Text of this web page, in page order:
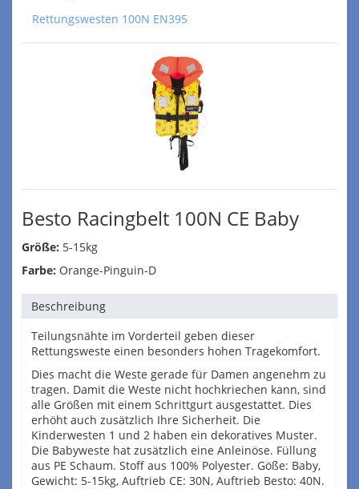
Rettungswesten 100N EN395
Besto Racingbelt 100N CE Baby
Größe: 5-15kg
Farbe: Orange-Pinguin-D
Beschreibung
Teilungsnähte im Vorderteil geben dieser
Rettungsweste einen besonders hohen Tragekomfort.
Dies macht die Weste gerade für Damen angenehm zu
tragen. Damit die Weste nicht hochkriechen kann, sind
alle Größen mit einem Schrittgurt ausgestattet. Dies
erhöht auch zusätzlich Ihre Sicherheit. Die
Kinderwesten 1 und 2 haben ein dekoratives Muster.
Die Babyweste hat zusätzlich eine Anleinöse. Füllung
aus PE Schaum. Stoff aus 100% Polyester. Göße: Baby,
Gewicht: 5-15kg, Auftrieb CE: 30N, Auftrieb Besto: 40N.